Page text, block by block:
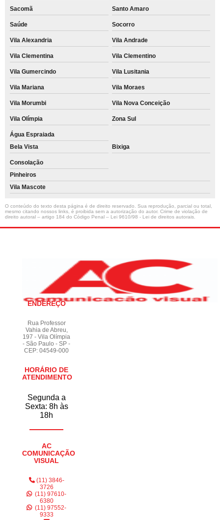
Sacomã Santo Amaro
Saúde Socorro
Vila Alexandria Vila Andrade
Vila Clementina Vila Clementino
Vila Gumercindo Vila Lusitania
Vila Mariana Vila Moraes
Vila Morumbi Vila Nova Conceição
Vila Olímpia Zona Sul
Água Espraiada
Bela Vista
Bixiga
Consolação
Pinheiros
Vila Mascote
O conteúdo do texto desta página é de direito reservado. Sua reprodução, parcial ou total,
mesmo citando nossos links, é proibida sem a autorização do autor. Crime de violação de
direito autoral – artigo 184 do Código Penal – Lei 9610/98 - Lei de direitos autorais
ENDEREÇO
Rua Professor
Vahia de Abreu,
197 - Vila Olímpia
- São Paulo - SP -
CEP: 04549-000
HORÁRIO DE
ATENDIMENTO
Segunda a
Sexta: 8h às
18h
AC
COMUNICAÇÃO
VISUAL
(11) 3846-
3726
(11) 97610-
6380
(11) 97552-
9333